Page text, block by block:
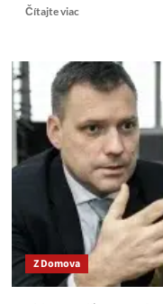
Čítajte viacRead
Remišová
podala
oznámenie
na
Michelka,
označil,
ju
za
vred
Z Domova